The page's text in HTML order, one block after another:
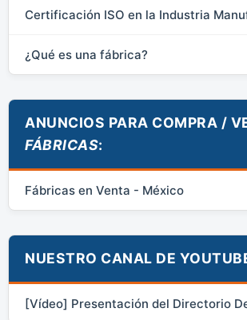
Certificación ISO en la Industria
¿Qué es una fábrica?
ANUNCIOS PARA COMPRA /
FÁBRICAS:
Fábricas en Venta - México
NUESTRO CANAL DE
[Vídeo] Presentación del Directorio